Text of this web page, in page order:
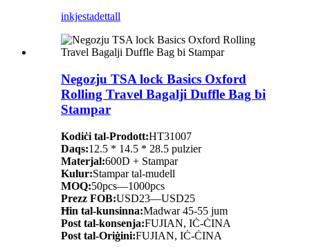
inkjestadettall
Negozju TSA lock Basics Oxford
Rolling Travel Bagalji Duffle Bag bi
Stampar
Kodiċi tal-Prodott:HT31007
Daqs:12.5 * 14.5 * 28.5 pulzier
Materjal:600D + Stampar
Kulur:Stampar tal-mudell
MOQ:50pcs—1000pcs
Prezz FOB:USD23—USD25
Ħin tal-kunsinna:Madwar 45-55 jum
Post tal-konsenja:FUJIAN, IĊ-ĊINA
Post tal-Oriġini:FUJIAN, IĊ-ĊINA